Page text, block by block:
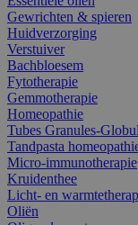
Gewrichten & spieren
Huidverzorging
Verstuiver
Bachbloesem
Fytotherapie
Gemmotherapie
Homeopathie
Tubes Granules-
Tandpasta
Micro-immunotherapie
Kruidenthee
Licht- en
Oliën